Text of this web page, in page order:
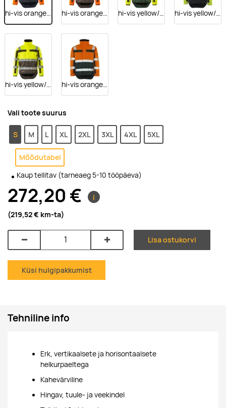
hi-vis orange/navy hi-vis orange/anthracite hi-vis yellow/green hi-vis yellow/navy
hi-vis yellow/anthracite hi-vis orange/green
Vali toote suurus
S M L XL 2XL 3XL 4XL 5XL
Mõõdutabel
Kaup tellitav (tarneaeg 5-10 tööpäeva)
272,20 €
i
(219,52 € km-ta)
Lisa ostukorvi
Küsi hulgipakkumist
Tehniline info
Erk, vertikaalsete ja horisontaalsete
helkurpaeltega
Kahevärviline
Hingav, tuule- ja veekindel